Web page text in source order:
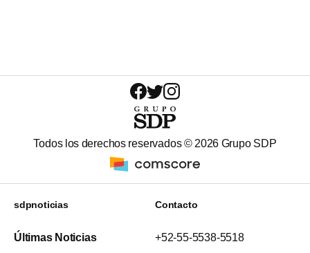
Todos los derechos reservados ©2026 Grupo SDP
sdpnoticias
Últimas Noticias
Contacto
+52-55-5538-5518